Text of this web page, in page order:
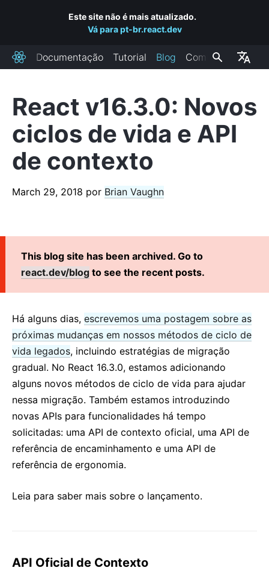
Este site não é mais atualizado.
Vá para pt-br.react.dev
ReactDocumentação Tutorial Blog Comunidade
React v16.3.0: Novos
ciclos de vida e API
de contexto
March 29, 2018 por Brian Vaughn
This blog site has been archived. Go to
react.dev/blog to see the recent posts.
Há alguns dias, escrevemos uma postagem sobre as
próximas mudanças em nossos métodos de ciclo de
vida legados, incluindo estratégias de migração
gradual. No React 16.3.0, estamos adicionando
alguns novos métodos de ciclo de vida para ajudar
nessa migração. Também estamos introduzindo
novas APIs para funcionalidades há tempo
solicitadas: uma API de contexto oficial, uma API de
referência de encaminhamento e uma API de
referência de ergonomia.
Leia para saber mais sobre o lançamento.
API Oficial de Contexto
RECENT POSTS
React Labs: What We've Been Working On – June 2022
React v18.0
How to Upgrade to React 18
React Conf 2021 Recap
Servidor
React v17.0
Apresentando o novo JSX Transform
React v16.13.0
All posts ...